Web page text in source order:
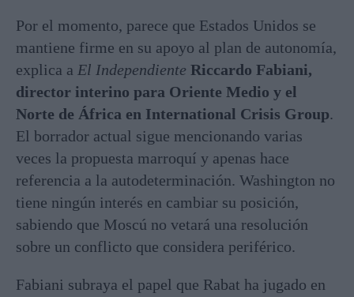
Por el momento, parece que Estados Unidos se
mantiene firme en su apoyo al plan de autonomía,
explica a El Independiente Riccardo Fabiani,
director interino para Oriente Medio y el
Norte de África en International Crisis Group.
El borrador actual sigue mencionando varias
veces la propuesta marroquí y apenas hace
referencia a la autodeterminación. Washington no
tiene ningún interés en cambiar su posición,
sabiendo que Moscú no vetará una resolución
sobre un conflicto que considera periférico.
Fabiani subraya el papel que Rabat ha jugado en